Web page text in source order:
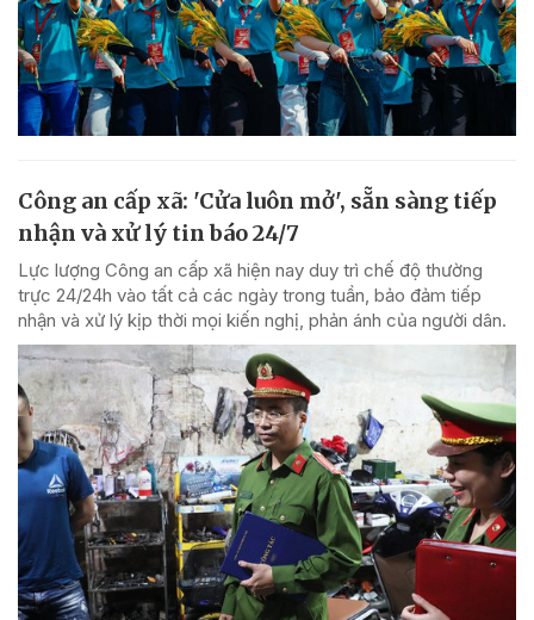
Công an cấp xã: 'Cửa luôn mở', sẵn sàng tiếp
nhận và xử lý tin báo 24/7
Lực lượng Công an cấp xã hiện nay duy trì chế độ thường
trực 24/24h vào tất cả các ngày trong tuần, bảo đảm tiếp
nhận và xử lý kịp thời mọi kiến nghị, phản ánh của người dân.